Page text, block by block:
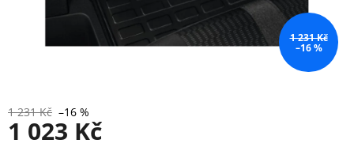
1 231 Kč
–16 %
1 231 Kč –16 %
1 023 Kč